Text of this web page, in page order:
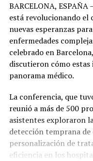
BARCELONA,
está revolucionando el
nuevas esperanzas
enfermedades
celebrado en
discutieron cómo
panorama médico.
La conferencia, que
reunió a más de 500
asistentes exploraron
detección temprana de
personalización de
eficiencia en los